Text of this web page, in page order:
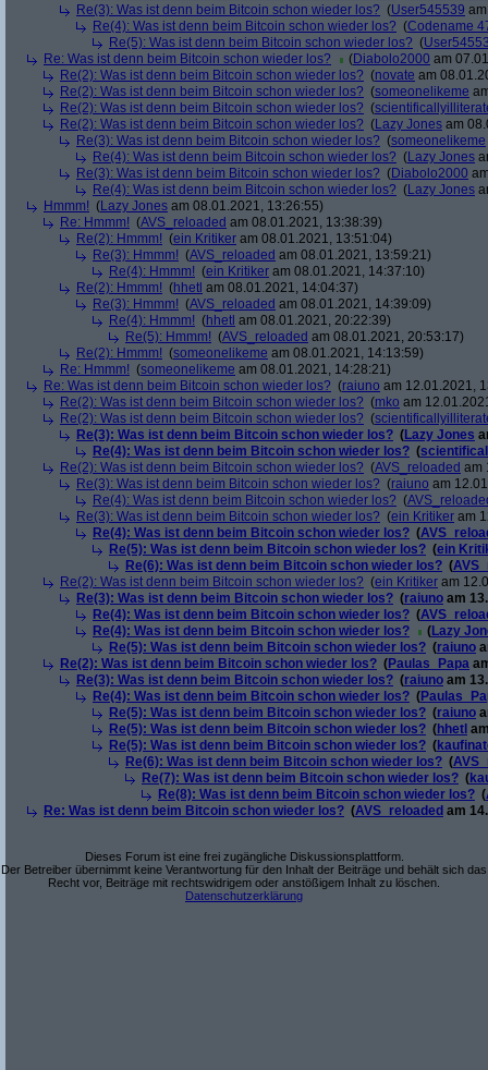
Re(3): Was ist denn beim Bitcoin schon wieder los? (User545539
Re(4): Was ist denn beim Bitcoin schon wieder los? (Codename
Re(5): Was ist denn beim Bitcoin schon wieder los? (
Re: Was ist denn beim Bitcoin schon wieder los?
(Diabolo2000 am
Re(2): Was ist denn beim Bitcoin schon wieder los? (novate am
Re(2): Was ist denn beim Bitcoin schon wieder los? (someonelikeme
Re(2): Was ist denn beim Bitcoin schon wieder los? (
Re(2): Was ist denn beim Bitcoin schon wieder los? (Lazy Jones am
Re(3): Was ist denn beim Bitcoin schon wieder los? (someonelikeme
Re(4): Was ist denn beim Bitcoin schon wieder los? (Lazy Jones
Re(3): Was ist denn beim Bitcoin schon wieder los? (Diabolo2000
Re(4): Was ist denn beim Bitcoin schon wieder los? (Lazy Jones
Hmmm! (Lazy Jones am 08.01.2021, 13:26:55)
Re: Hmmm! (AVS_reloaded am 08.01.2021, 13:38:39)
Re(2): Hmmm! (ein Kritiker am 08.01.2021, 13:51:04)
Re(3): Hmmm! (AVS_reloaded am 08.01.2021, 13:59:21)
Re(4): Hmmm! (ein Kritiker am 08.01.2021, 14:37:10)
Re(2): Hmmm! (hhetl am 08.01.2021, 14:04:37)
Re(3): Hmmm! (AVS_reloaded am 08.01.2021, 14:39:09)
Re(4): Hmmm! (hhetl am 08.01.2021, 20:22:39)
Re(5): Hmmm! (AVS_reloaded am 08.01.2021, 20:53:17)
Re(2): Hmmm! (someonelikeme am 08.01.2021, 14:13:59)
Re: Hmmm! (someonelikeme am 08.01.2021, 14:28:21)
Re: Was ist denn beim Bitcoin schon wieder los? (raiuno am 12.01.2021,
Re(2): Was ist denn beim Bitcoin schon wieder los? (mko am
Re(2): Was ist denn beim Bitcoin schon wieder los? (
Re(3): Was ist denn beim Bitcoin schon wieder los? (Lazy Jones
Re(4): Was ist denn beim Bitcoin schon wieder los? (
Re(2): Was ist denn beim Bitcoin schon wieder los? (AVS_reloaded am
Re(3): Was ist denn beim Bitcoin schon wieder los? (raiuno am
Re(4): Was ist denn beim Bitcoin schon wieder los? (
Re(3): Was ist denn beim Bitcoin schon wieder los? (ein Kritiker am
Re(4): Was ist denn beim Bitcoin schon wieder los? (
Re(5): Was ist denn beim Bitcoin schon wieder los? (ein
Re(6): Was ist denn beim Bitcoin schon wieder los? (
Re(2): Was ist denn beim Bitcoin schon wieder los? (ein Kritiker am
Re(3): Was ist denn beim Bitcoin schon wieder los? (raiuno am
Re(4): Was ist denn beim Bitcoin schon wieder los? (
Re(4): Was ist denn beim Bitcoin schon wieder los?
(Lazy
Re(5): Was ist denn beim Bitcoin schon wieder los? (raiuno
Re(2): Was ist denn beim Bitcoin schon wieder los? (Paulas_Papa
Re(3): Was ist denn beim Bitcoin schon wieder los? (raiuno am
Re(4): Was ist denn beim Bitcoin schon wieder los? (
Re(5): Was ist denn beim Bitcoin schon wieder los? (raiuno
Re(5): Was ist denn beim Bitcoin schon wieder los? (hhetl
Re(5): Was ist denn beim Bitcoin schon wieder los? (
Re(6): Was ist denn beim Bitcoin schon wieder los? (
Re(7): Was ist denn beim Bitcoin schon wieder los? (
Re(8): Was ist denn beim Bitcoin schon wieder los? (
Re: Was ist denn beim Bitcoin schon wieder los? (AVS_reloaded am
Dieses Forum ist eine frei zugängliche Diskussionsplattform.
Der Betreiber übernimmt keine Verantwortung für den Inhalt der Beiträge und behält sich das
Recht vor, Beiträge mit rechtswidrigem oder anstößigem Inhalt zu löschen.
Datenschutzerklärung